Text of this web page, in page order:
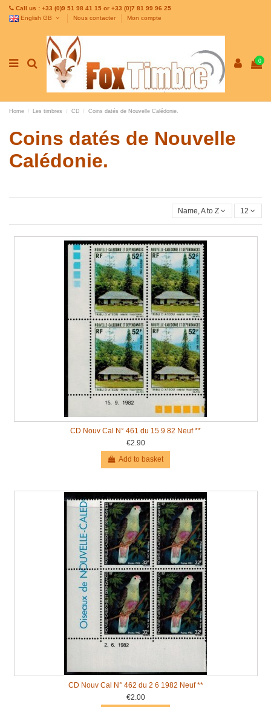
Call us : +33 (0)9 51 98 41 15 or +33 (0)7 81 99 96 25
English GB
Nous contacter Mon compte
0
Home Les timbres CD Coins datés de Nouvelle Calédonie.
Coins datés de Nouvelle
Calédonie.
Name, A to Z 12
CD Nouv Cal N° 461 du 15 9 82 Neuf **
€2.90
Add to basket
CD Nouv Cal N° 462 du 2 6 1982 Neuf **
€2.00